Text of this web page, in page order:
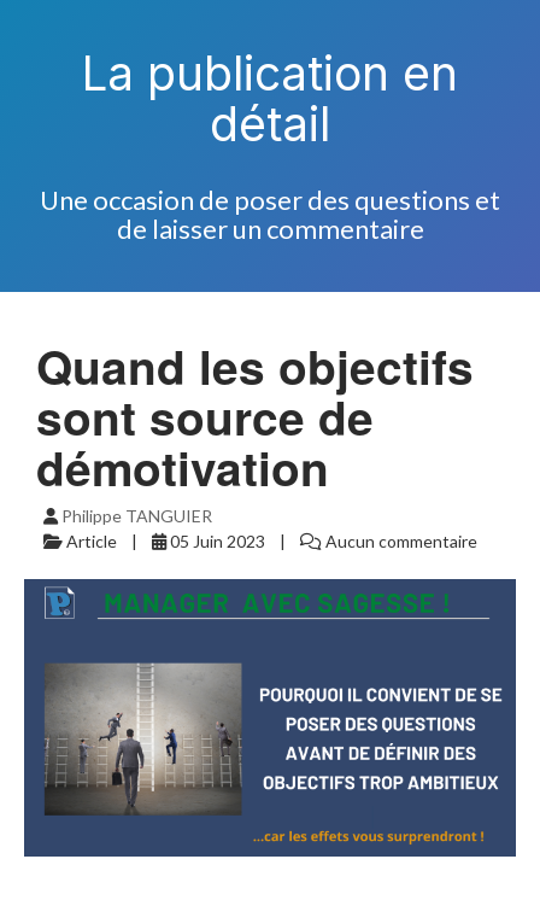
La publication en
détail
Une occasion de poser des questions et
de laisser un commentaire
Quand les objectifs
sont source de
démotivation
Philippe TANGUIER
Article
05 Juin 2023 Aucun commentaire